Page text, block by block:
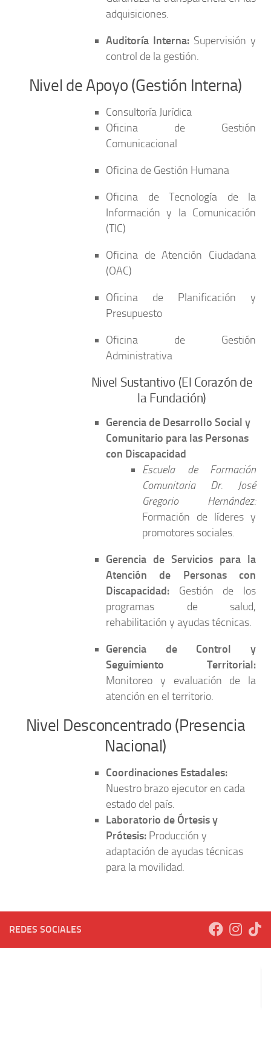
adquisiciones.
Auditoría Interna: Supervisión y
control de la gestión.
Nivel de Apoyo (Gestión Interna)
Consultoría Jurídica
Oficina de Gestión
Comunicacional
Oficina de Gestión Humana
Oficina de Tecnología de la
Información y la Comunicación
(TIC)
Oficina de Atención Ciudadana
(OAC)
Oficina de Planificación y
Presupuesto
Oficina de Gestión
Administrativa
Nivel Sustantivo (El Corazón de
la Fundación)
Gerencia de Desarrollo Social y
Comunitario para las Personas
con Discapacidad
Escuela de Formación
Comunitaria Dr. José
Gregorio Hernández:
Formación de líderes y
promotores sociales.
Gerencia de Servicios para la
Atención de Personas con
Discapacidad: Gestión de los
programas de salud,
rehabilitación y ayudas técnicas.
Gerencia de Control y
Seguimiento Territorial:
Monitoreo y evaluación de la
atención en el territorio.
Nivel Desconcentrado (Presencia
Nacional)
Coordinaciones Estadales:
Nuestro brazo ejecutor en cada
estado del país.
Laboratorio de Órtesis y
Prótesis: Producción y
adaptación de ayudas técnicas
para la movilidad.
REDES SOCIALES